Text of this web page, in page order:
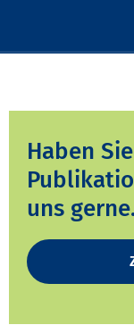
Haben
uns gerne.